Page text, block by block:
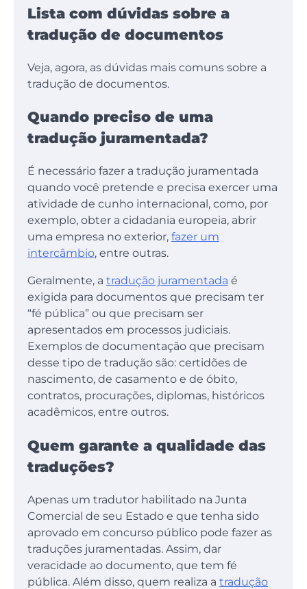
Lista com dúvidas sobre a
tradução de documentos
Veja, agora, as dúvidas mais comuns sobre a
tradução de documentos.
Quando preciso de uma
tradução juramentada?
É necessário fazer a tradução juramentada
quando você pretende e precisa exercer uma
atividade de cunho internacional, como, por
exemplo, obter a cidadania europeia, abrir
uma empresa no exterior, fazer um
intercâmbio, entre outras.
Geralmente, a tradução juramentada é
exigida para documentos que precisam ter
“fé pública” ou que precisam ser
apresentados em processos judiciais.
Exemplos de documentação que precisam
desse tipo de tradução são: certidões de
nascimento, de casamento e de óbito,
contratos, procurações, diplomas, históricos
acadêmicos, entre outros.
Quem garante a qualidade das
traduções?
Apenas um tradutor habilitado na Junta
Comercial de seu Estado e que tenha sido
aprovado em concurso público pode fazer as
traduções juramentadas. Assim, dar
veracidade ao documento, que tem fé
pública. Além disso, quem realiza a tradução